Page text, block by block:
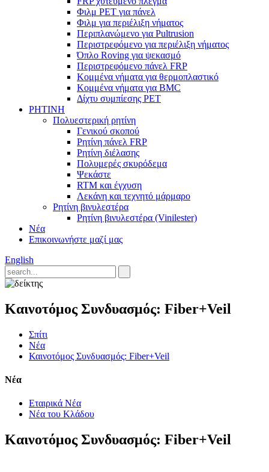
Φιλμ PET για πάνελ
Φιλμ για περιέλιξη νήματος
Περιπλανώμενο για Pultrusion
Περιστρεφόμενο για περιέλιξη νήματος
Όπλο Roving για ψεκασμό
Περιστρεφόμενο πάνελ FRP
Κομμένα νήματα για θερμοπλαστικό
Κομμένα νήματα για BMC
Δίχτυ συμπίεσης PET
ΡΗΤΙΝΗ
Πολυεστερική ρητίνη
Γενικού σκοπού
Ρητίνη πάνελ FRP
Ρητίνη διέλασης
Πολυμερές σκυρόδεμα
Ψεκάστε
RTM και έγχυση
Λεκάνη και τεχνητό μάρμαρο
Ρητίνη βινυλεστέρα
Ρητίνη βινυλεστέρα (Vinilester)
Νέα
Επικοινωνήστε μαζί μας
English
Καινοτόμος Συνδυασμός: Fiber+Veil
Σπίτι
Νέα
Καινοτόμος Συνδυασμός: Fiber+Veil
Νέα
Εταιρικά Νέα
Νέα του Κλάδου
Καινοτόμος Συνδυασμός: Fiber+Veil